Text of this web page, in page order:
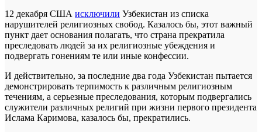
12 декабря США исключили Узбекистан из списка
нарушителей религиозных свобод. Казалось бы, этот важный
пункт дает основания полагать, что страна прекратила
преследовать людей за их религиозные убеждения и
подвергать гонениям те или иные конфессии.
И действительно, за последние два года Узбекистан пытается
демонстрировать терпимость к различным религиозным
течениям, а серьезные преследования, которым подвергались
служители различных религий при жизни первого президента
Ислама Каримова, казалось бы, прекратились.